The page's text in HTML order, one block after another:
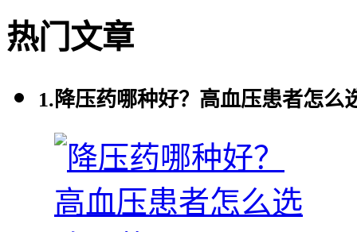
热门文章
1.降压药哪种好？高血压患者怎么